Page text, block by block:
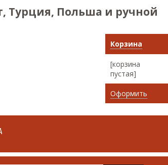
Турция, Польша и ручной
Корзина
[корзина
пустая]
Оформить